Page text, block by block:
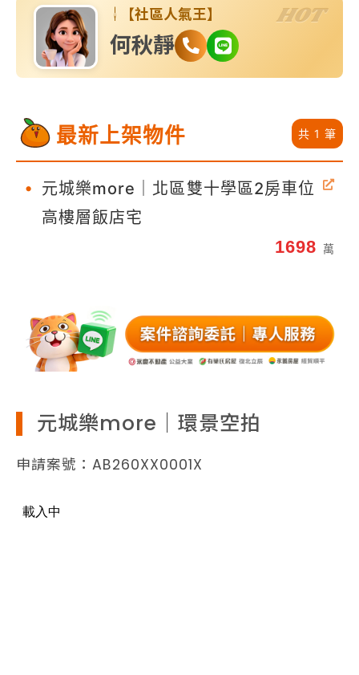
【社區人氣王】
何秋靜
HOT
最新上架物件 共 1 筆
• 元城樂more｜北區雙十學區2房車位
高樓層飯店宅
1698 萬
元城樂more｜環景空拍
申請案號：AB260XX0001X